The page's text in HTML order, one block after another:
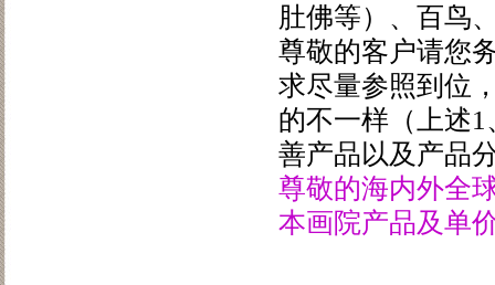
肚佛等）、百鸟
尊敬的客户请您
求尽量参照到位
的不一样（上述
善产品以及产品
尊敬的海内外全
本画院产品及单